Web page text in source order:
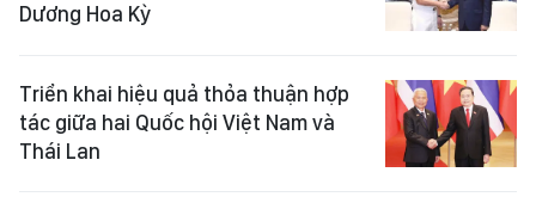
Dương Hoa Kỳ
Triển khai hiệu quả thỏa thuận hợp
tác giữa hai Quốc hội Việt Nam và
Thái Lan